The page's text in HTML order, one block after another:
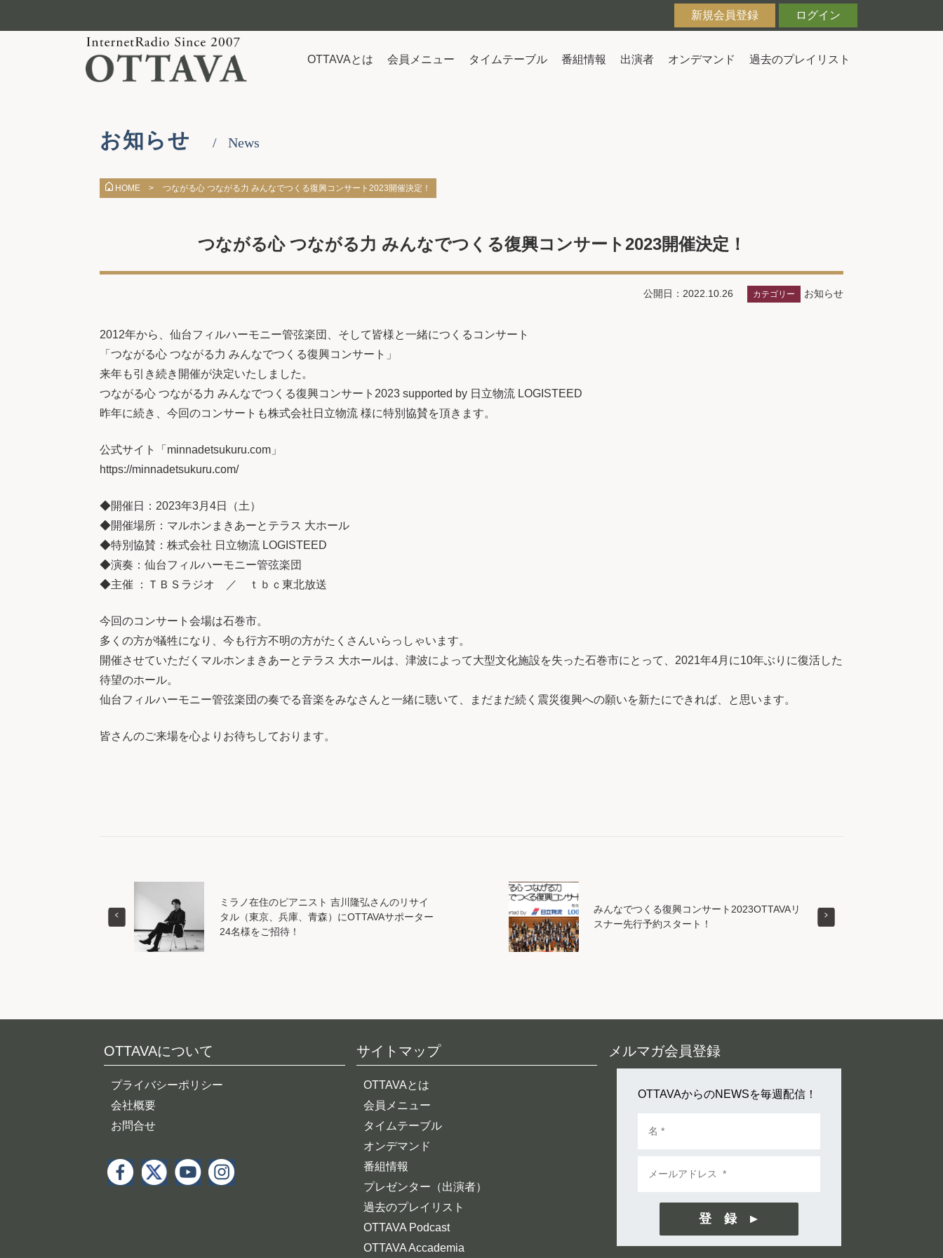
新規会員登録 ログイン
OTTAVAとは 会員メニュー タイムテーブル 番組情報 出演者 オンデマンド 過去のプレイリスト
お知らせ News
HOME > つながる心 つながる力 みんなでつくる復興コンサート2023開催決定！
つながる心 つながる力 みんなでつくる復興コンサート2023開催決定！
公開日：2022.10.26 カテゴリー お知らせ
2012年から、仙台フィルハーモニー管弦楽団、そして皆様と一緒につくるコンサート
「つながる心 つながる力 みんなでつくる復興コンサート」
来年も引き続き開催が決定いたしました。
つながる心 つながる力 みんなでつくる復興コンサート2023 supported by 日立物流 LOGISTEED
昨年に続き、今回のコンサートも株式会社日立物流 様に特別協賛を頂きます。
公式サイト「minnadetsukuru.com」
https://minnadetsukuru.com/
◆開催日：2023年3月4日（土）
◆開催場所：マルホンまきあーとテラス 大ホール
◆特別協賛：株式会社 日立物流 LOGISTEED
◆演奏：仙台フィルハーモニー管弦楽団
◆主催 ：ＴＢＳラジオ ／ ｔｂｃ東北放送
今回のコンサート会場は石巻市。
多くの方が犠牲になり、今も行方不明の方がたくさんいらっしゃいます。
開催させていただくマルホンまきあーとテラス 大ホールは、津波によって大型文化施設を失った石巻市にとって、2021年4月に10年ぶりに復活した
待望のホール。
仙台フィルハーモニー管弦楽団の奏でる音楽をみなさんと一緒に聴いて、まだまだ続く震災復興への願いを新たにできれば、と思います。
皆さんのご来場を心よりお待ちしております。
ミラノ在住のピアニスト 吉川隆弘さんのリサイ
タル（東京、兵庫、青森）にOTTAVAサポーター
24名様をご招待！
みんなでつくる復興コンサート2023OTTAVAリ
スナー先行予約スタート！
OTTAVAについて
プライバシーポリシー
会社概要
お問合せ
サイトマップ
OTTAVAとは
会員メニュー
タイムテーブル
オンデマンド
番組情報
プレゼンター（出演者）
過去のプレイリスト
OTTAVA Podcast
OTTAVA Accademia
メルマガ会員登録
OTTAVAからのNEWSを毎週配信！
登 録